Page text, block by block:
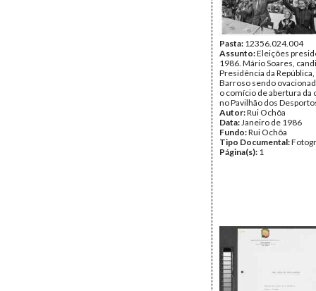
Pasta: 12356.024.004
Assunto:Eleições
1986. Mário Soares,
Presidência da
Barroso sendo
o comício de abertura da
no Pavilhão dos
Autor:Rui Ochôa
Data:Janeiro de 1986
Fundo:Rui Ochôa
Tipo Documental:
Página(s): 1